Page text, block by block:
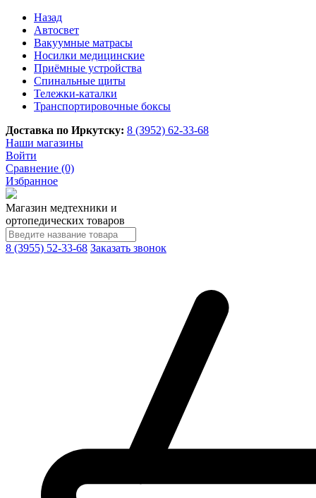
Назад
Автосвет
Вакуумные матрасы
Носилки медицинские
Приёмные устройства
Спинальные щиты
Тележки-каталки
Транспортировочные боксы
Доставка по Иркутску: 8 (3952) 62-33-68
Наши магазины
Войти
Сравнение (0)
Избранное
Магазин медтехники и
ортопедических товаров
8 (3955) 52-33-68 Заказать звонок